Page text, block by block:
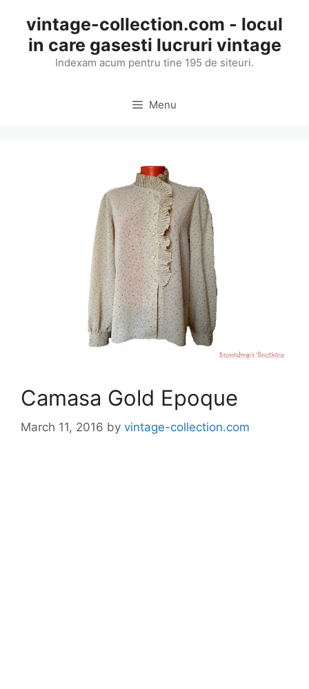
content
vintage-collection.com - locul
in care gasesti lucruri vintage
Indexam acum pentru tine 195 de siteuri.
Menu
Camasa Gold Epoque
March 11, 2016 by vintage-collection.com